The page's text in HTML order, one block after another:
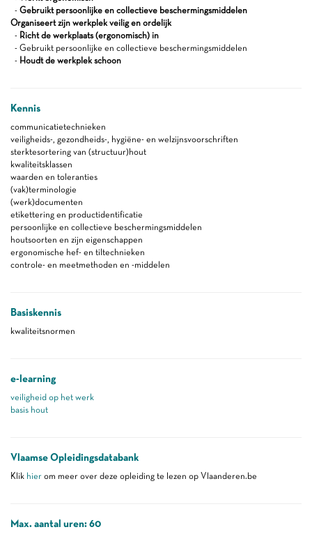
- Gebruikt persoonlijke en collectieve beschermingsmiddelen
Organiseert zijn werkplek veilig en ordelijk
- Richt de werkplaats (ergonomisch) in
- Gebruikt persoonlijke en collectieve beschermingsmiddelen
- Houdt de werkplek schoon
Kennis
communicatietechnieken
veiligheids-, gezondheids-, hygiëne- en welzijnsvoorschriften
sterktesortering van (structuur)hout
kwaliteitsklassen
waarden en toleranties
(vak)terminologie
(werk)documenten
etikettering en productidentificatie
persoonlijke en collectieve beschermingsmiddelen
houtsoorten en zijn eigenschappen
ergonomische hef- en tiltechnieken
controle- en meetmethoden en -middelen
Basiskennis
kwaliteitsnormen
e-learning
veiligheid op het werk
basis hout
Vlaamse Opleidingsdatabank
Klik hier om meer over deze opleiding te lezen op Vlaanderen.be
Max. aantal uren: 60